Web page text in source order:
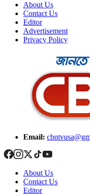
About Us
Contact Us
Editor
Advertisement
Privacy Policy
Email:
About Us
Contact Us
Editor